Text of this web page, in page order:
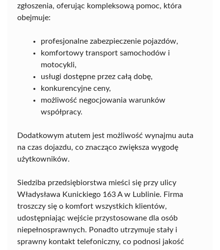
zgłoszenia, oferując kompleksową pomoc, która
obejmuje:
profesjonalne zabezpieczenie pojazdów,
komfortowy transport samochodów i
motocykli,
usługi dostępne przez całą dobę,
konkurencyjne ceny,
możliwość negocjowania warunków
współpracy.
Dodatkowym atutem jest możliwość wynajmu auta
na czas dojazdu, co znacząco zwiększa wygodę
użytkowników.
Siedziba przedsiębiorstwa mieści się przy ulicy
Władysława Kunickiego 163 A w Lublinie. Firma
troszczy się o komfort wszystkich klientów,
udostępniając wejście przystosowane dla osób
niepełnosprawnych. Ponadto utrzymuje stały i
sprawny kontakt telefoniczny, co podnosi jakość